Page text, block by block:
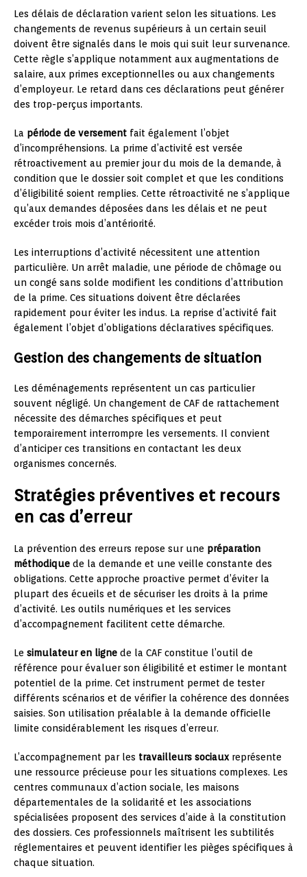
Les délais de déclaration varient selon les situations. Les
changements de revenus supérieurs à un certain seuil
doivent être signalés dans le mois qui suit leur survenance.
Cette règle s’applique notamment aux augmentations de
salaire, aux primes exceptionnelles ou aux changements
d’employeur. Le retard dans ces déclarations peut générer
des trop-perçus importants.
La période de versement fait également l’objet
d’incompréhensions. La prime d’activité est versée
rétroactivement au premier jour du mois de la demande, à
condition que le dossier soit complet et que les conditions
d’éligibilité soient remplies. Cette rétroactivité ne s’applique
qu’aux demandes déposées dans les délais et ne peut
excéder trois mois d’antériorité.
Les interruptions d’activité nécessitent une attention
particulière. Un arrêt maladie, une période de chômage ou
un congé sans solde modifient les conditions d’attribution
de la prime. Ces situations doivent être déclarées
rapidement pour éviter les indus. La reprise d’activité fait
également l’objet d’obligations déclaratives spécifiques.
Gestion des changements de situation
Les déménagements représentent un cas particulier
souvent négligé. Un changement de CAF de rattachement
nécessite des démarches spécifiques et peut
temporairement interrompre les versements. Il convient
d’anticiper ces transitions en contactant les deux
organismes concernés.
Stratégies préventives et recours
en cas d’erreur
La prévention des erreurs repose sur une préparation
méthodique de la demande et une veille constante des
obligations. Cette approche proactive permet d’éviter la
plupart des écueils et de sécuriser les droits à la prime
d’activité. Les outils numériques et les services
d’accompagnement facilitent cette démarche.
Le simulateur en ligne de la CAF constitue l’outil de
référence pour évaluer son éligibilité et estimer le montant
potentiel de la prime. Cet instrument permet de tester
différents scénarios et de vérifier la cohérence des données
saisies. Son utilisation préalable à la demande officielle
limite considérablement les risques d’erreur.
L’accompagnement par les travailleurs sociauxreprésente
une ressource précieuse pour les situations complexes. Les
centres communaux d’action sociale, les maisons
départementales de la solidarité et les associations
spécialisées proposent des services d’aide à la constitution
des dossiers. Ces professionnels maîtrisent les subtilités
réglementaires et peuvent identifier les pièges spécifiques à
chaque situation.